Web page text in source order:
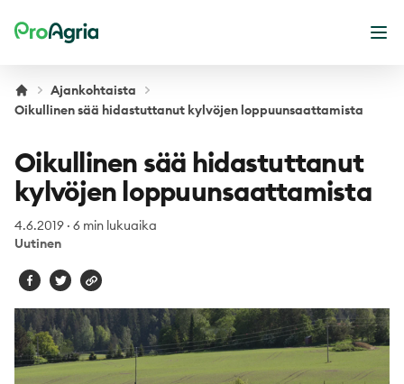
ProAgria
Ajankohtaista
Oikullinen sää hidastuttanut kylvöjen loppuunsaattamista
Oikullinen sää hidastuttanut
kylvöjen loppuunsaattamista
4.6.2019 · 6 min lukuaika
Uutinen